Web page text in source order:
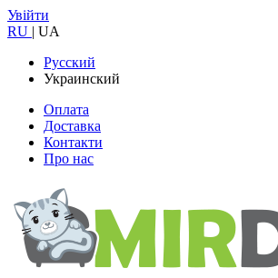
Увійти
RU | UA
Русский
Украинский
Оплата
Доставка
Контакти
Про нас